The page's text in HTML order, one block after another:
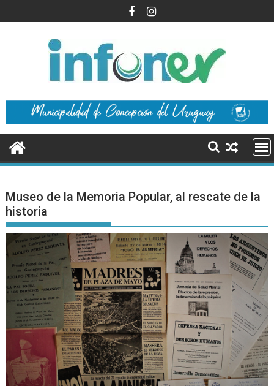
al
Museo de la Memoria Popular, al rescate de la
historia